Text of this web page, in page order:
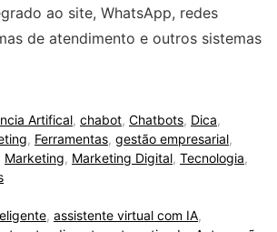
ao site, WhatsApp, redes
de atendimento e outros sistemas
Artifical, chabot, Chatbots, Dica,
, Ferramentas, gestão empresarial,
Marketing, Marketing Digital, Tecnologia,
, assistente virtual com IA,